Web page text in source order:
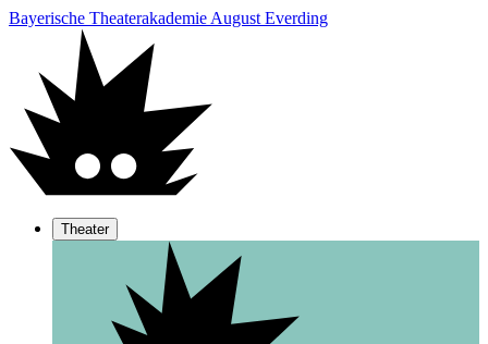
Bayerische Theaterakademie August Everding
Theater